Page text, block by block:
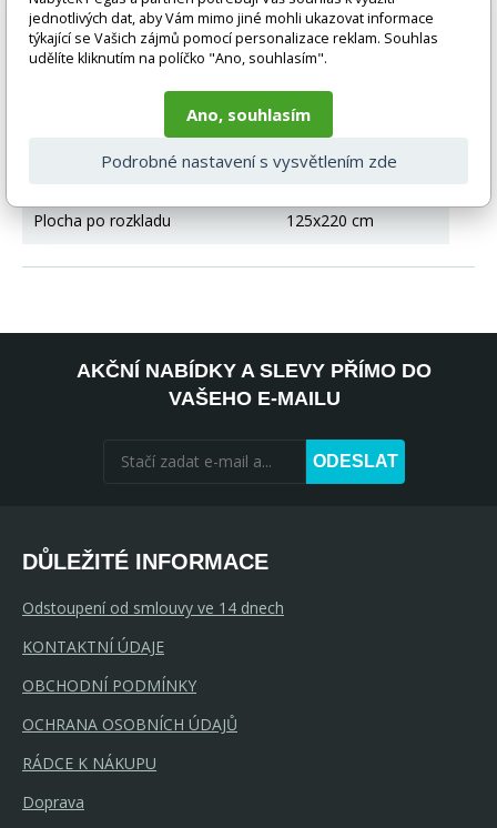
Výška 88 cm
277 cm
167 cm
Plocha po rozkladu 125x220 cm
AKČNÍ NABÍDKY A SLEVY PŘÍMO DO
VAŠEHO E-MAILU
ODESLAT
DŮLEŽITÉ INFORMACE
Odstoupení od smlouvy ve 14 dnech
KONTAKTNÍ ÚDAJE
OBCHODNÍ PODMÍNKY
OCHRANA OSOBNÍCH ÚDAJŮ
RÁDCE K NÁKUPU
Doprava
jednotlivých dat, aby Vám mimo jiné mohli ukazovat informace
týkající se Vašich zájmů pomocí personalizace reklam. Souhlas
udělíte kliknutím na políčko "Ano, souhlasím".
Ano, souhlasím
Podrobné nastavení s vysvětlením zde